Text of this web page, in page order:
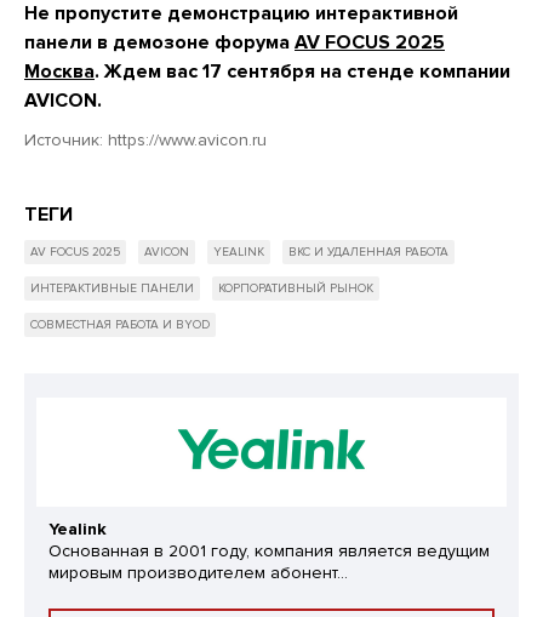
Не пропустите демонстрацию интерактивной
панели в демозоне форума AV FOCUS 2025
Москва. Ждем вас 17 сентября на стенде компании
AVICON.
Источник: https://www.avicon.ru
ТЕГИ
AV FOCUS 2025 AVICON YEALINK ВКС И УДАЛЕННАЯ РАБОТА
ИНТЕРАКТИВНЫЕ ПАНЕЛИ КОРПОРАТИВНЫЙ РЫНОК
СОВМЕСТНАЯ РАБОТА И BYOD
Yealink
Основанная в 2001 году, компания является ведущим
мировым производителем абонент...